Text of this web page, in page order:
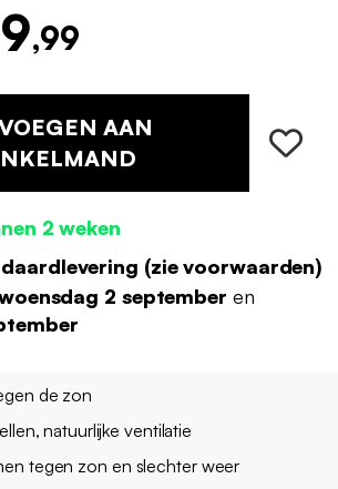
,99
AAN
2 weken
(zie voorwaarden)
2 september en
de zon
natuurlijke ventilatie
tegen zon en slechter weer